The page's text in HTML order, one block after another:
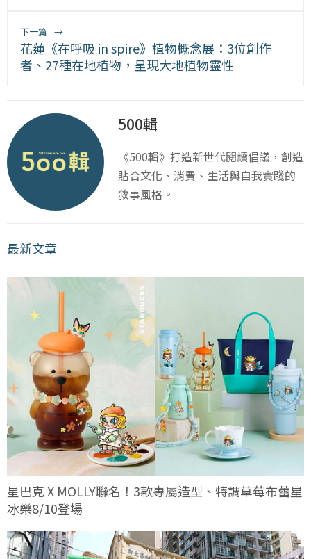
下一篇 →
花蓮《在呼吸 in spire》植物概念展：3位創作
者、27種在地植物，呈現大地植物靈性
500輯
《500輯》打造新世代閱讀倡議，創造
貼合文化、消費、生活與自我實踐的
敘事風格。
最新文章
星巴克 X MOLLY聯名！3款專屬造型、特調草莓布蕾星
冰樂8/10登場